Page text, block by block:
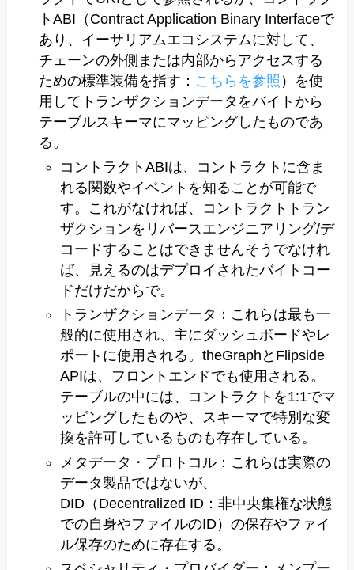
トABI（Contract Application Binary Interfaceで
あり、イーサリアムエコシステムに対して、
チェーンの外側または内部からアクセスする
ための標準装備を指す： こちらを参照 ）を使
用してトランザクションデータをバイトから
テーブルスキーマにマッピングしたものであ
る。
コントラクトABIは、コントラクトに含ま
れる関数やイベントを知ることが可能で
す。これがなければ、コントラクトトラン
ザクションをリバースエンジニアリング/デ
コードすることはできませんそうでなけれ
ば、見えるのはデプロイされたバイトコー
ドだけだからで。
トランザクションデータ：これらは最も一
般的に使用され、主にダッシュボードやレ
ポートに使用される。theGraphとFlipside
APIは、フロントエンドでも使用される。
テーブルの中には、コントラクトを1:1でマ
ッピングしたものや、スキーマで特別な変
換を許可しているものも存在している。
メタデータ・プロトコル：これらは実際の
データ製品ではないが、
DID（Decentralized ID：非中央集権な状態
での自身やファイルのID）の保存やファイ
ル保存のために存在する。